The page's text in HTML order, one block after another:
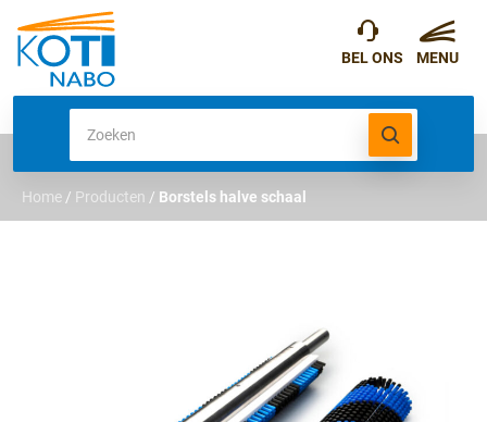
Home / Producten / Borstels halve schaal